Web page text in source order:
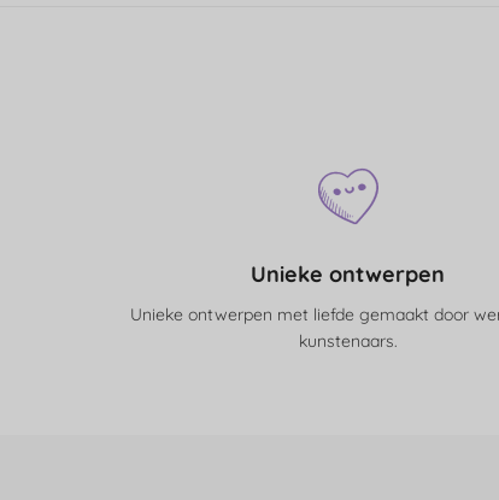
Unieke ontwerpen
Unieke ontwerpen met liefde gemaakt door
kunstenaars.